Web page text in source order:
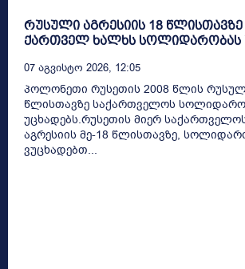
რუსული აგრესიის 18
ქართველ ხალხს სოლიდარობას
07 Აგვისტო 2026, 12:05
პოლონეთი რუსეთის 2008 წლის
წლისთავზე საქართველოს
უცხადებს.რუსეთის მიერ
აგრესიის მე-18 წლისთავზე,
ვუცხადებთ...